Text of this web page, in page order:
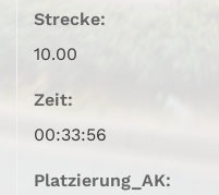
Strecke:
10.00
Zeit:
00:33:56
Platzierung_AK: